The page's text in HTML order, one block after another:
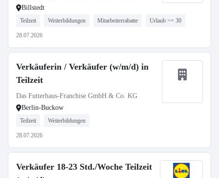
Billstedt
Teilzeit Weiterbildungen Mitarbeiterrabatte Urlaub >= 30
28.07.2026
Verkäuferin / Verkäufer (w/m/d) in
Teilzeit
Das Futterhaus-Franchise GmbH & Co. KG
Berlin-Buckow
Teilzeit Weiterbildungen
28.07.2026
Verkäufer 18-23 Std./Woche Teilzeit